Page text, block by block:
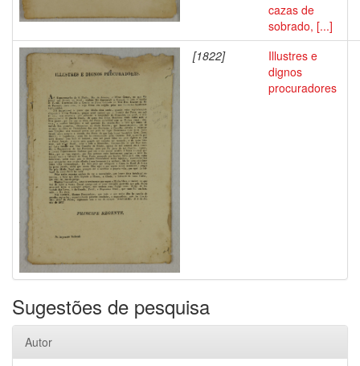
cazas de
sobrado, [...]
[1822]
Illustres e
dignos
procuradores
Sugestões de pesquisa
Autor